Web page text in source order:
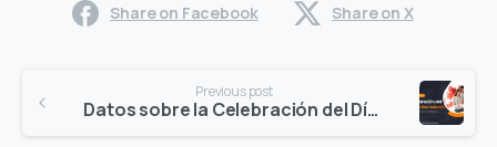
Share on Facebook Share on X
Reading
Previous post
Datos sobre la Celebración del Día de San Valentín – 2023